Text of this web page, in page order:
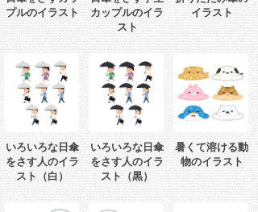
プルのイラスト
カップルのイラ
スト
イラスト
いろいろな日傘
をさす人のイラ
スト（白）
いろいろな日傘
をさす人のイラ
スト（黒）
暑くて溶ける動
物のイラスト